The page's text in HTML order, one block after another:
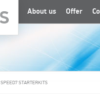
About us Offer
SPEED7 STARTERKITS